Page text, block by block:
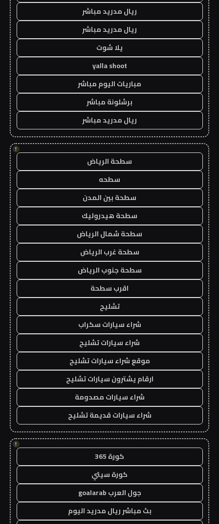
ريال مدريد مباشر
ريال مدريد مباشر
يلا شوت
yalla shoot
مباريات اليوم مباشر
برشلونة مباشر
ريال مدريد مباشر
!
سطحة الرياض
سطحه
سطحة بين المدن
سطحة هيدروليك
سطحة شمال الرياض
سطحة غرب الرياض
سطحة جنوب الرياض
اقرب سطحة
تشليح
شراء سيارات سكراب
شراء سيارات تشليح
موقع شراء سيارات تشليح
ارقام يشترون سيارات تشليح
شراء سيارات مصدومة
شراء سيارات قديمة تشليح
!
كورة 365
كورة سيتي
جول العرب goalarab
بث مباشر ريال مدريد اليوم